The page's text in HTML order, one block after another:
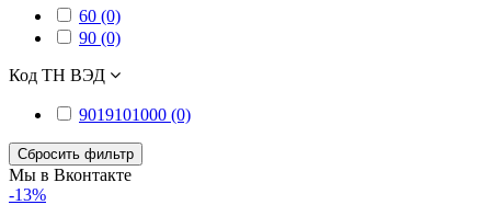
60 (0)
90 (0)
Код ТН ВЭД
9019101000 (0)
Сбросить фильтр
Мы в Вконтакте
-13%